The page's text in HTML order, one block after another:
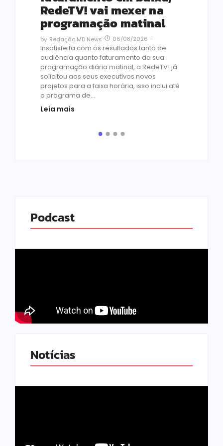
RedeTV! vai mexer na
programação matinal
by Redação MD News 06/08/2026 -
Insatisfeita com os resultados tanto de
audiência quanto faturamento da sua
programação diária matinal, a RedeTV! já
solicitou aos seus executivos novos
projetos para a faixa horária, isso inclui até
o programa de...
Leia mais
Podcast
Notícias